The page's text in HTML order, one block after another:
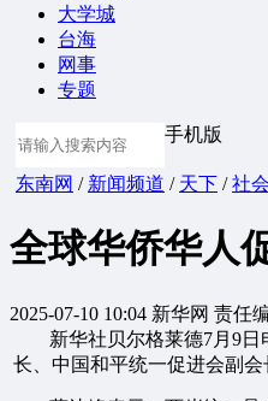
大学城
台海
网事
专题
手机版
东南网 / 新闻频道 / 天下 /社
全球华侨华人
2025-07-10 10:04 新华网 责任
新华社贝尔格莱德7月9
长、中国和平统一促进会副会